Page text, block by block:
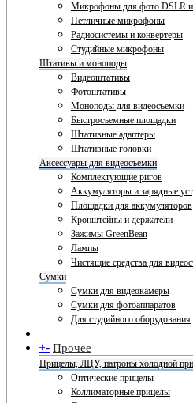
Микрофоны для фото DSLR и
Петличные микрофоны
Радиосистемы и конвертеры
Студийные микрофоны
Штативы и моноподы
Видеоштативы
Фотоштативы
Моноподы для видеосъемки
Быстросъемные площадки
Штативные адаптеры
Штативные головки
Аксессуары для видеосъемки
Комплектующие ригов
Аккумуляторы и зарядные
Площадки для аккумуляторов
Кронштейны и держатели
Зажимы GreenBean
Лампы
Чистящие средства для
Сумки
Сумки для видеокамеры
Сумки для фотоаппаратов
Для студийного оборудования
+- Прочее
Прицелы, ЛЦУ, патроны холодной
Оптические прицелы
Коллиматорные прицелы